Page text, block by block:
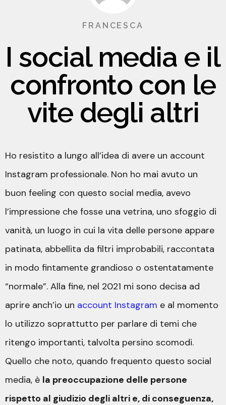
FRANCESCA
I social media e il
confronto con le
vite degli altri
Ho resistito a lungo all’idea di avere un account
Instagram professionale. Non ho mai avuto un
buon feeling con questo social media, avevo
l’impressione che fosse una vetrina, uno sfoggio di
vanità, un luogo in cui la vita delle persone appare
patinata, abbellita da filtri improbabili, raccontata
in modo fintamente grandioso o ostentatamente
“normale”. Alla fine, nel 2021 mi sono decisa ad
aprire anch’io un account Instagram e al momento
lo utilizzo soprattutto per parlare di temi che
ritengo importanti, talvolta persino scomodi.
Quello che noto, quando frequento questo social
media, è la preoccupazione delle persone
rispetto al giudizio degli altri e, di conseguenza,